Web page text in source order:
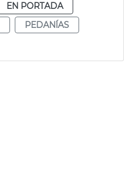
EN PORTADA
PEDANÍAS